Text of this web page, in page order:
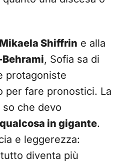
Mikaela Shiffrin e alla
Behrami, Sofia sa di
protagoniste
per fare pronostici. La
che devo
in gigante.
e leggerezza:
diventa più